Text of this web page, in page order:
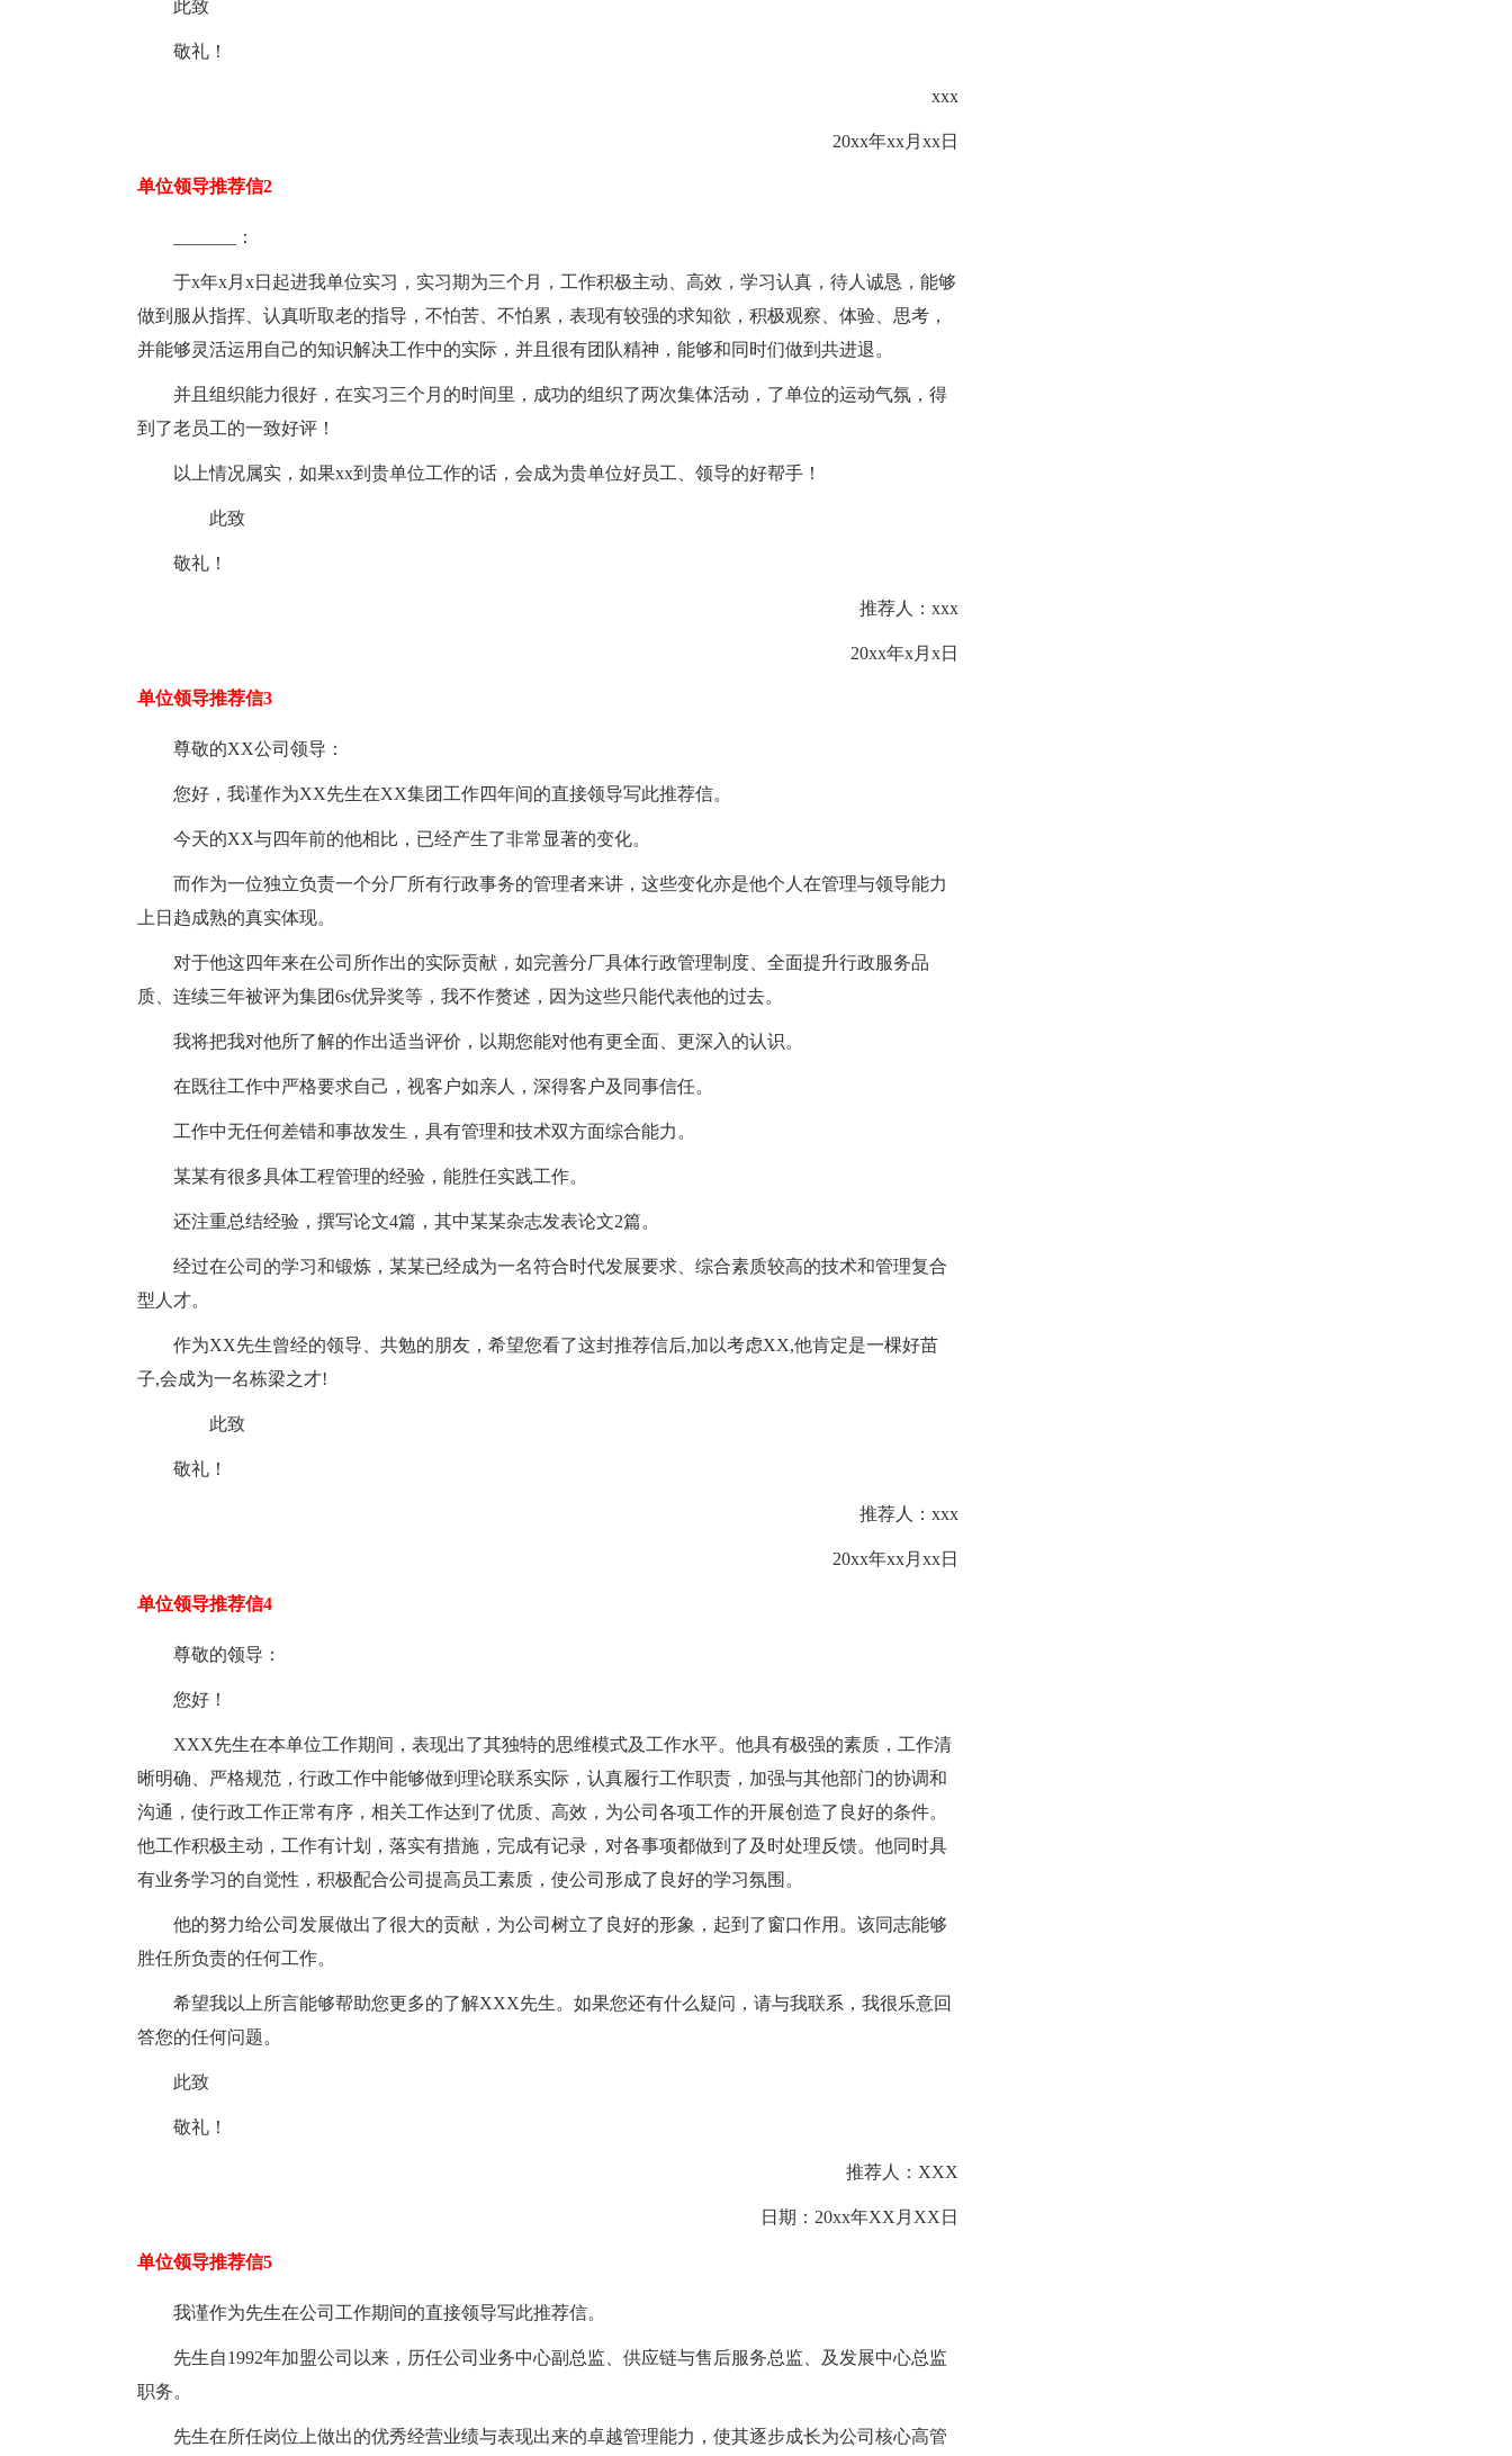
此致
敬礼！
xxx
20xx年xx月xx日
单位领导推荐信2
_______：
于x年x月x日起进我单位实习，实习期为三个月，工作积极主动、高效，学习认真，待人诚恳，能够
做到服从指挥、认真听取老的指导，不怕苦、不怕累，表现有较强的求知欲，积极观察、体验、思考，
并能够灵活运用自己的知识解决工作中的实际，并且很有团队精神，能够和同时们做到共进退。
并且组织能力很好，在实习三个月的时间里，成功的组织了两次集体活动，了单位的运动气氛，得
到了老员工的一致好评！
以上情况属实，如果xx到贵单位工作的话，会成为贵单位好员工、领导的好帮手！
此致
敬礼！
推荐人：xxx
20xx年x月x日
单位领导推荐信3
尊敬的XX公司领导：
您好，我谨作为XX先生在XX集团工作四年间的直接领导写此推荐信。
今天的XX与四年前的他相比，已经产生了非常显著的变化。
而作为一位独立负责一个分厂所有行政事务的管理者来讲，这些变化亦是他个人在管理与领导能力
上日趋成熟的真实体现。
对于他这四年来在公司所作出的实际贡献，如完善分厂具体行政管理制度、全面提升行政服务品
质、连续三年被评为集团6s优异奖等，我不作赘述，因为这些只能代表他的过去。
我将把我对他所了解的作出适当评价，以期您能对他有更全面、更深入的认识。
在既往工作中严格要求自己，视客户如亲人，深得客户及同事信任。
工作中无任何差错和事故发生，具有管理和技术双方面综合能力。
某某有很多具体工程管理的经验，能胜任实践工作。
还注重总结经验，撰写论文4篇，其中某某杂志发表论文2篇。
经过在公司的学习和锻炼，某某已经成为一名符合时代发展要求、综合素质较高的技术和管理复合
型人才。
作为XX先生曾经的领导、共勉的朋友，希望您看了这封推荐信后,加以考虑XX,他肯定是一棵好苗
子,会成为一名栋梁之才!
此致
敬礼！
推荐人：xxx
20xx年xx月xx日
单位领导推荐信4
尊敬的领导：
您好！
XXX先生在本单位工作期间，表现出了其独特的思维模式及工作水平。他具有极强的素质，工作清
晰明确、严格规范，行政工作中能够做到理论联系实际，认真履行工作职责，加强与其他部门的协调和
沟通，使行政工作正常有序，相关工作达到了优质、高效，为公司各项工作的开展创造了良好的条件。
他工作积极主动，工作有计划，落实有措施，完成有记录，对各事项都做到了及时处理反馈。他同时具
有业务学习的自觉性，积极配合公司提高员工素质，使公司形成了良好的学习氛围。
他的努力给公司发展做出了很大的贡献，为公司树立了良好的形象，起到了窗口作用。该同志能够
胜任所负责的任何工作。
希望我以上所言能够帮助您更多的了解XXX先生。如果您还有什么疑问，请与我联系，我很乐意回
答您的任何问题。
此致
敬礼！
推荐人：XXX
日期：20xx年XX月XX日
单位领导推荐信5
我谨作为先生在公司工作期间的直接领导写此推荐信。
先生自1992年加盟公司以来，历任公司业务中心副总监、供应链与售后服务总监、及发展中心总监
职务。
先生在所任岗位上做出的优秀经营业绩与表现出来的卓越管理能力，使其逐步成长为公司核心高管